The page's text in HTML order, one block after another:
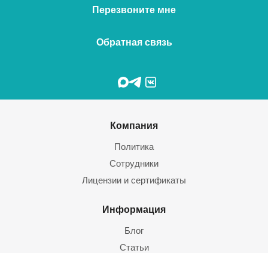
Перезвоните мне
Обратная связь
Компания
Политика
Сотрудники
Лицензии и сертификаты
Информация
Блог
Статьи